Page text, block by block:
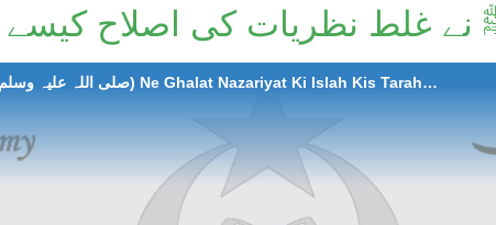
نے غلط نظریات کی اصلاح
662-MN Nabi ( صلی اللہ علیہ وسلم) Ne Ghalat Nazariyat Ki Islah Kis Tarah Ki